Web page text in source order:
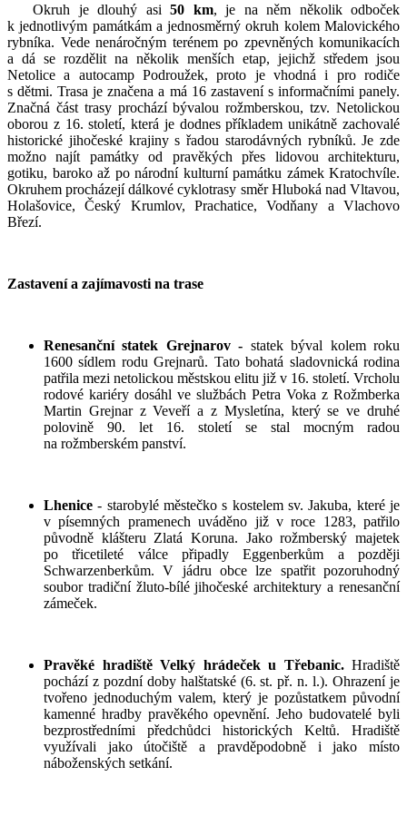
Okruh je dlouhý asi50 km, je na něm několik odboček
k jednotlivým památkám a jednosměrný okruh kolem Malovického
rybníka. Vede nenáročným terénem po zpevněných komunikacích
a dá se rozdělit na několik menších etap, jejichž středem jsou
Netolice a autocamp Podroužek, proto je vhodná i pro rodiče
s dětmi. Trasa je značena a má 16 zastavení s informačními panely.
Značná část trasy prochází bývalou rožmberskou, tzv. Netolickou
oborou z 16. století, která je dodnes příkladem unikátně zachovalé
historické jihočeské krajiny s řadou starodávných rybníků. Je zde
možno najít památky od pravěkých přes lidovou architekturu,
gotiku, baroko až po národní kulturní památku zámek Kratochvíle.
Okruhem procházejí dálkové cyklotrasy směr Hluboká nad Vltavou,
Holašovice, Český Krumlov, Prachatice, Vodňany a Vlachovo
Březí.
Zastavení a zajímavosti na trase
Renesanční statek Grejnarov - statek býval kolem roku
1600 sídlem rodu Grejnarů. Tato bohatá sladovnická rodina
patřila mezi netolickou městskou elitu již v 16. století. Vrcholu
rodové kariéry dosáhl ve službách Petra Voka z Rožmberka
Martin Grejnar z Veveří a z Mysletína, který se ve druhé
polovině 90. let 16. století se stal mocným radou
na rožmberském panství.
Lhenice- starobylé městečko s kostelem sv. Jakuba, které je
v písemných pramenech uváděno již v roce 1283, patřilo
původně klášteru Zlatá Koruna. Jako rožmberský majetek
po třicetileté válce připadly Eggenberkům a později
Schwarzenberkům. V jádru obce lze spatřit pozoruhodný
soubor tradiční žluto-bílé jihočeské architektury a renesanční
zámeček.
Pravěké hradiště Velký hrádeček u Třebanic. Hradiště
pochází z pozdní doby halštatské (6. st. př. n. l.). Ohrazení je
tvořeno jednoduchým valem, který je pozůstatkem původní
kamenné hradby pravěkého opevnění. Jeho budovatelé byli
bezprostředními předchůdci historických Keltů. Hradiště
využívali jako útočiště a pravděpodobně i jako místo
náboženských setkání.